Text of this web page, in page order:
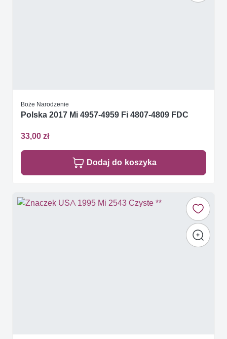
Boże Narodzenie
Polska 2017 Mi 4957-4959 Fi 4807-4809 FDC
33,00 zł
Dodaj do koszyka